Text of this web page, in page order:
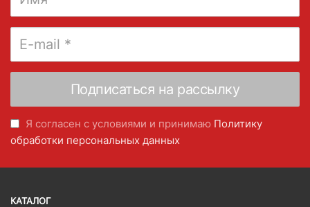
Я согласен с условиями и принимаю Политику
обработки персональных данных
КАТАЛОГ